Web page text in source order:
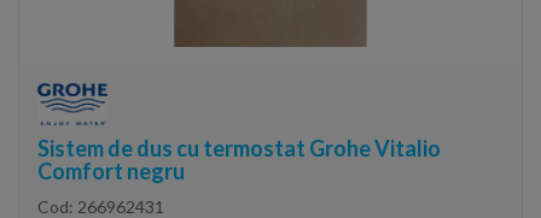
Sistem de dus cu termostat Grohe Vitalio
Comfort negru
Cod: 266962431